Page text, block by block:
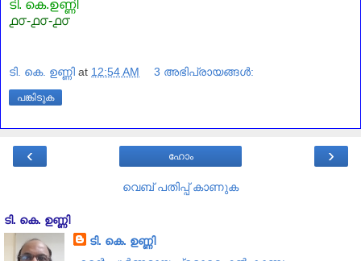
ടി. കെ.ഉണ്ണി
൧൦-൧൦-൧൦
ടി. കെ. ഉണ്ണി at 12:54 AM 3 അഭിപ്രായങ്ങൾ:
പങ്കിടുക
‹ ›
ഹോം
വെബ് പതിപ്പ് കാണുക
ടി. കെ. ഉണ്ണി
ടി. കെ. ഉണ്ണി